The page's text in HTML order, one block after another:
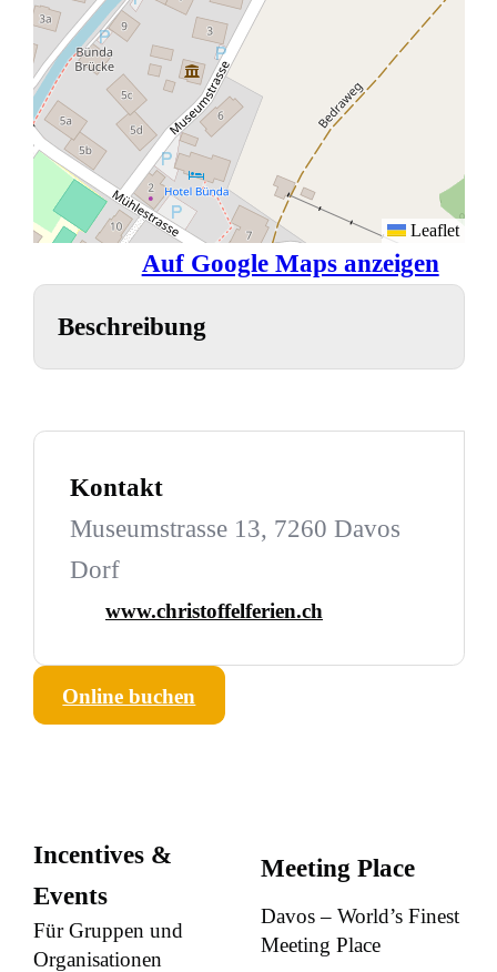
Leaflet
Auf Google Maps anzeigen
Beschreibung
Kontakt
Museumstrasse 13, 7260 Davos
Dorf
www.christoffelferien.ch
Online buchen
Incentives &
Events
Für Gruppen und
Organisationen
Meeting Place
Davos – World’s Finest
Meeting Place